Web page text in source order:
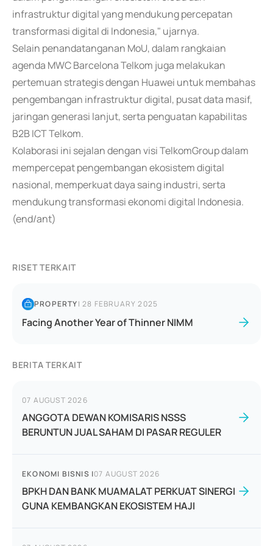
infrastruktur digital yang mendukung percepatan
transformasi digital di Indonesia," ujarnya.
Selain penandatanganan MoU, dalam rangkaian
agenda MWC Barcelona Telkom juga melakukan
pertemuan strategis dengan Huawei untuk membahas
pengembangan infrastruktur digital, pusat data masif,
jaringan generasi lanjut, serta penguatan kapabilitas
B2B ICT Telkom.
Kolaborasi ini sejalan dengan visi TelkomGroup dalam
mempercepat pengembangan ekosistem digital
nasional, memperkuat daya saing industri, serta
mendukung transformasi ekonomi digital Indonesia.
(end/ant)
RISET TERKAIT
PROPERTY|28 FEBRUARY 2025
Facing Another Year of Thinner NIMM
BERITA TERKAIT
07 AUGUST 2026
ANGGOTA DEWAN KOMISARIS NSSS
BERUNTUN JUAL SAHAM DI PASAR REGULER
EKONOMI BISNIS |07 AUGUST 2026
BPKH DAN BANK MUAMALAT PERKUAT SINERGI
GUNA KEMBANGKAN EKOSISTEM HAJI